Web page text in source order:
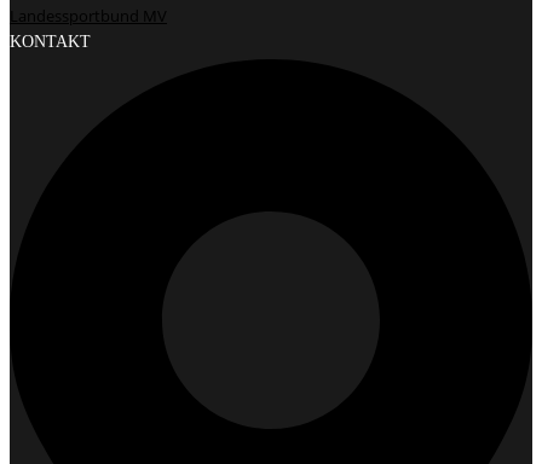
Landessportbund MV
KONTAKT